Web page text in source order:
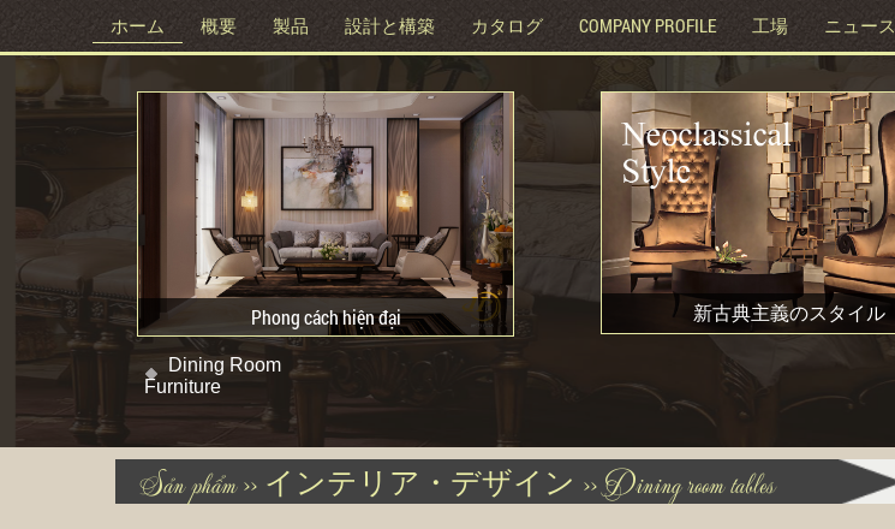
ホーム 概要 製品 設計と構築 カタログ COMPANY PROFILE 工場 ニュース
Phong cách hiện đại
Dining Room
Furniture
新古典主義のスタイル
Sản phẩm >> インテリア・デザイン >> Dining room tables